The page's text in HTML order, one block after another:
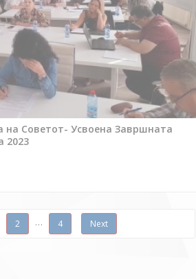
Советот- Усвоена Завршната
2023
2 … 4 Next